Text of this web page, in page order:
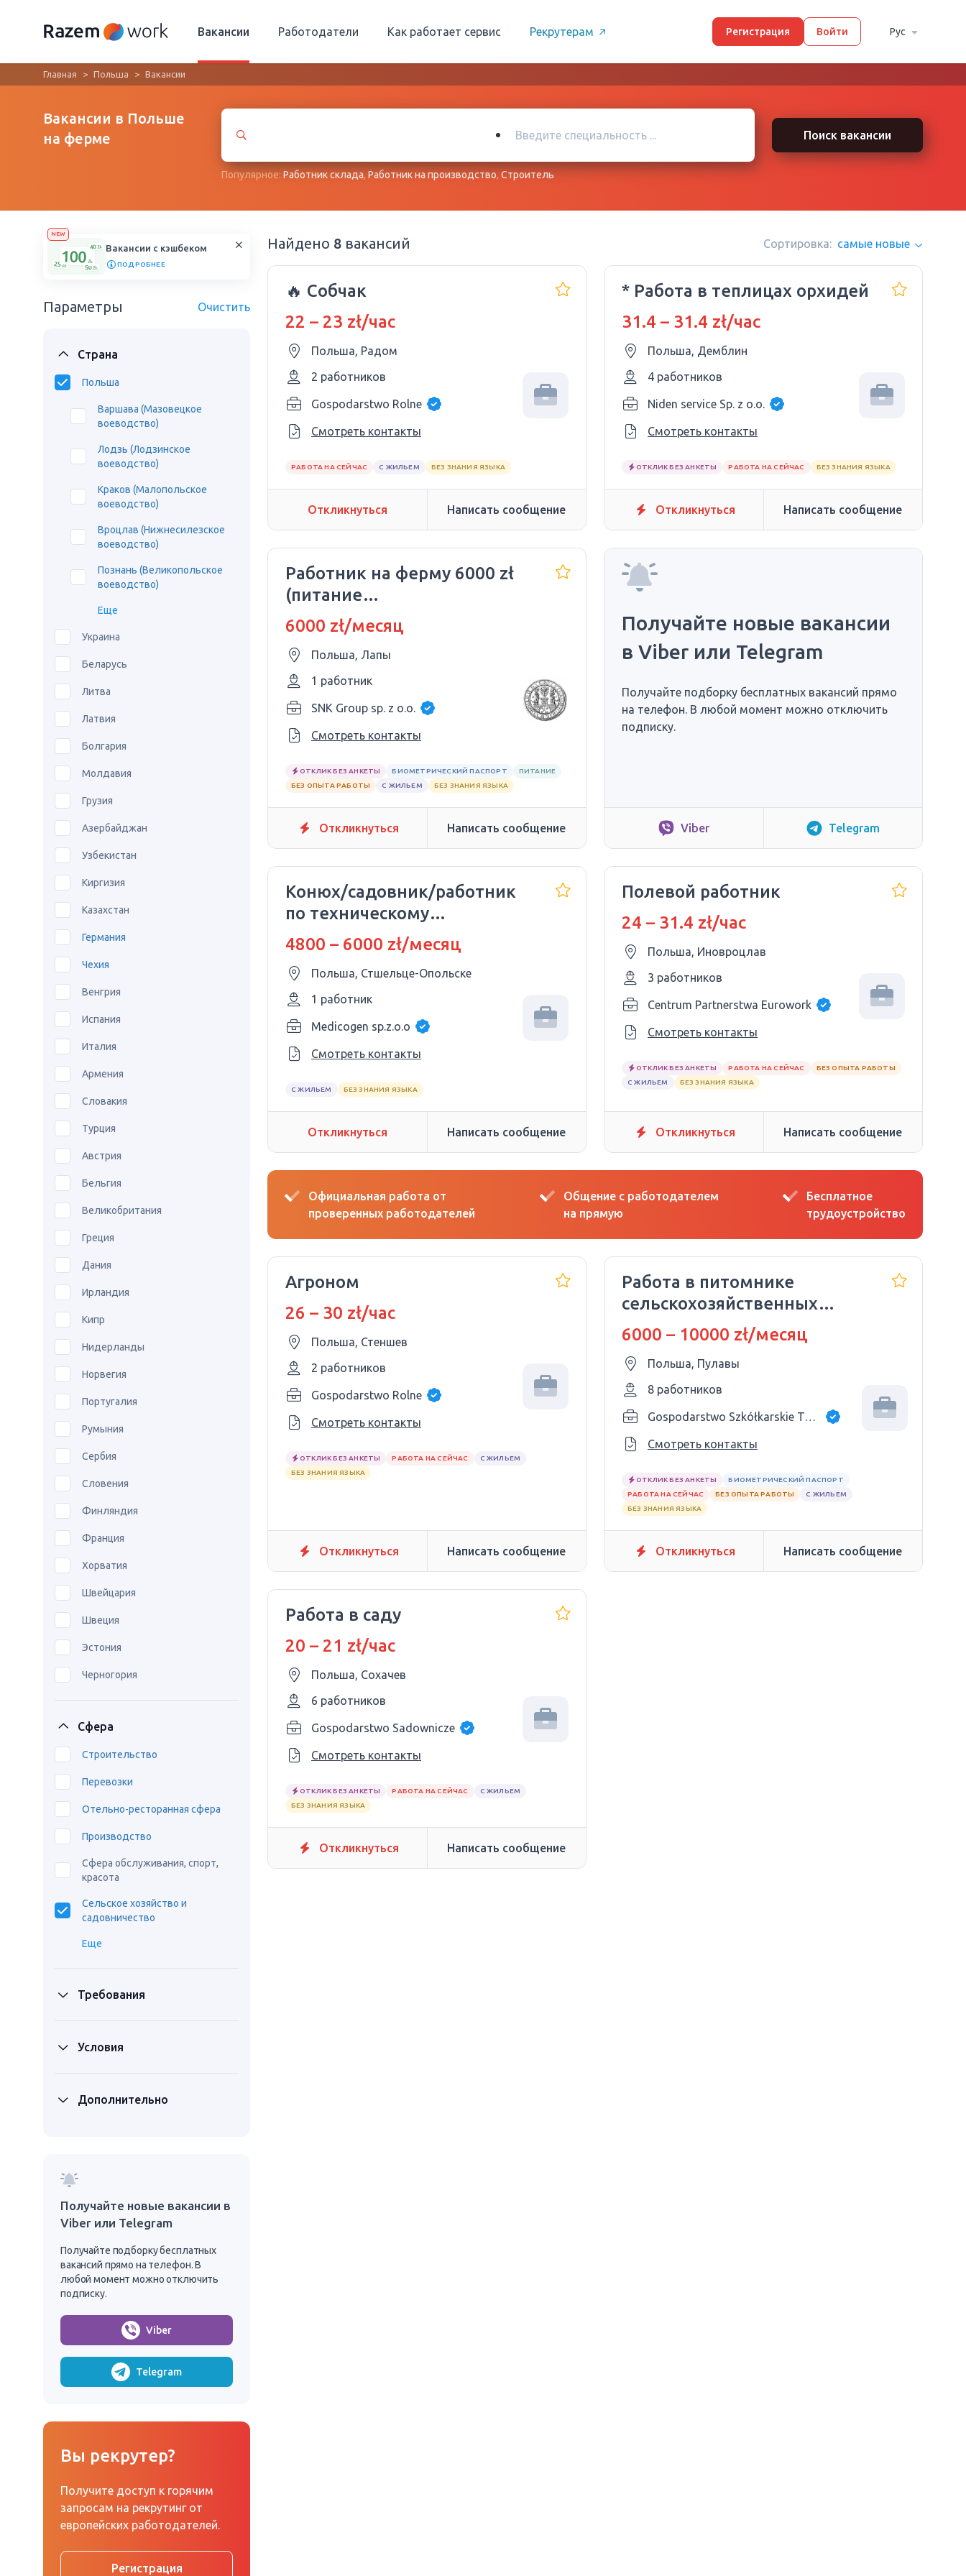
Вакансии Работодатели Как работает сервис Рекрутерам Регистрация Войти Рус
Главная Польша Вакансии
Вакансии в Польше
на ферме
Поиск вакансии
Популярное:Работник склада,Работник на производство,Строитель
NEW
Вакансии с кэшбеком
ПОДРОБНЕЕ
Параметры Очистить
Страна
Польша
Варшава (Мазовецкое
воеводство)
Лодзь (Лодзинское
воеводство)
Краков (Малопольское
воеводство)
Вроцлав (Нижнесилезское
воеводство)
Познань (Великопольское
воеводство)
Еще
Украина
Беларусь
Литва
Латвия
Болгария
Молдавия
Грузия
Азербайджан
Узбекистан
Киргизия
Казахстан
Германия
Чехия
Венгрия
Испания
Италия
Армения
Словакия
Турция
Австрия
Бельгия
Великобритания
Греция
Дания
Ирландия
Кипр
Нидерланды
Норвегия
Португалия
Румыния
Сербия
Словения
Финляндия
Франция
Хорватия
Швейцария
Швеция
Эстония
Черногория
Сфера
Строительство
Перевозки
Отельно-ресторанная сфера
Производство
Сфера обслуживания, спорт,
красота
Сельское хозяйство и
садовничество
Еще
Требования
Условия
Дополнительно
Получайте новые вакансии в
Viber или Telegram
Получайте подборку бесплатных
вакансий прямо на телефон. В
любой момент можно отключить
подписку.
Viber
Telegram
Вы рекрутер?
Получите доступ к горячим
запросам на рекрутинг от
европейских работодателей.
Регистрация
Найдено 8 вакансий Сортировка: самые новые
🔥 Собчак
22 – 23 zł/час
Польша, Радом
2 работников
Gospodarstwo Rolne
Смотреть контакты
РАБОТА НА СЕЙЧАС С ЖИЛЬЕМ БЕЗ ЗНАНИЯ ЯЗЫКА
Откликнуться Написать сообщение
* Работа в теплицах орхидей
31.4 – 31.4 zł/час
Польша, Демблин
4 работников
Niden service Sp. z o.o.
Смотреть контакты
ОТКЛИК БЕЗ АНКЕТЫ РАБОТА НА СЕЙЧАС БЕЗ ЗНАНИЯ ЯЗЫКА
Откликнуться Написать сообщение
Работник на ферму 6000 zł
(питание
+проживание)срочно!
6000 zł/месяц
Польша, Лапы
1 работник
SNK Group sp. z o.o.
Смотреть контакты
ОТКЛИК БЕЗ АНКЕТЫ БИОМЕТРИЧЕСКИЙ ПАСПОРТ
ПИТАНИЕ
БЕЗ ОПЫТА РАБОТЫ
С ЖИЛЬЕМ БЕЗ ЗНАНИЯ ЯЗЫКА
Откликнуться Написать сообщение
Получайте новые вакансии
в Viber или Telegram
Получайте подборку бесплатных вакансий прямо
на телефон. В любой момент можно отключить
подписку.
Viber Telegram
Конюх/садовник/работник
по техническому
обслуживанию
4800 – 6000 zł/месяц
Польша, Стшельце-Опольске
1 работник
Medicogen sp.z.o.o
Смотреть контакты
С ЖИЛЬЕМ БЕЗ ЗНАНИЯ ЯЗЫКА
Откликнуться Написать сообщение
Полевой работник
24 – 31.4 zł/час
Польша, Иновроцлав
3 работников
Centrum Partnerstwa Eurowork
Смотреть контакты
ОТКЛИК БЕЗ АНКЕТЫ РАБОТА НА СЕЙЧАС
БЕЗ ОПЫТА РАБОТЫ
С ЖИЛЬЕМ
БЕЗ ЗНАНИЯ ЯЗЫКА
Откликнуться Написать сообщение
Официальная работа от
проверенных работодателей
Общение с работодателем
на прямую
Бесплатное
трудоустройство
Агроном
26 – 30 zł/час
Польша, Стеншев
2 работников
Gospodarstwo Rolne
Смотреть контакты
ОТКЛИК БЕЗ АНКЕТЫ РАБОТА НА СЕЙЧАС
С ЖИЛЬЕМ
БЕЗ ЗНАНИЯ ЯЗЫКА
Откликнуться Написать сообщение
Работа в питомнике
сельскохозяйственных
культур.
6000 – 10000 zł/месяц
Польша, Пулавы
8 работников
Gospodarstwo Szkółkarskie Tomasz Dębski
Смотреть контакты
ОТКЛИК БЕЗ АНКЕТЫ
БИОМЕТРИЧЕСКИЙ ПАСПОРТ
РАБОТА НА СЕЙЧАС
БЕЗ ОПЫТА РАБОТЫ
С ЖИЛЬЕМ
БЕЗ ЗНАНИЯ ЯЗЫКА
Откликнуться Написать сообщение
Работа в саду
20 – 21 zł/час
Польша, Сохачев
6 работников
Gospodarstwo Sadownicze
Смотреть контакты
ОТКЛИК БЕЗ АНКЕТЫ РАБОТА НА СЕЙЧАС
С ЖИЛЬЕМ
БЕЗ ЗНАНИЯ ЯЗЫКА
Откликнуться Написать сообщение